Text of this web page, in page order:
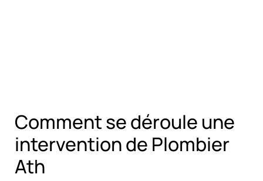
Comment se déroule une
intervention de Plombier
Ath